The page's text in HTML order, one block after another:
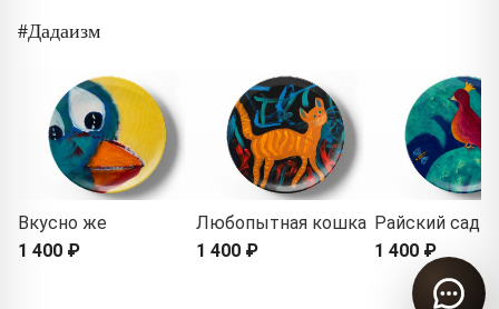
#Дадаизм
Вкусно же
1 400 ₽
Любопытная кошка
1 400 ₽
Райский сад
1 400 ₽